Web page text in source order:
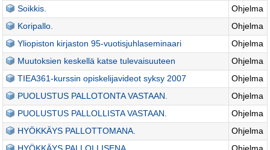
Soikkis.
Ohjelma
Koripallo.
Ohjelma
Yliopiston kirjaston 95-vuotisjuhlaseminaari
Ohjelma
Muutoksien keskellä katse tulevaisuuteen
Ohjelma
TIEA361-kurssin opiskelijavideot syksy 2007
Ohjelma
PUOLUSTUS PALLOTONTA VASTAAN.
Ohjelma
PUOLUSTUS PALLOLLISTA VASTAAN.
Ohjelma
HYÖKKÄYS PALLOTTOMANA.
Ohjelma